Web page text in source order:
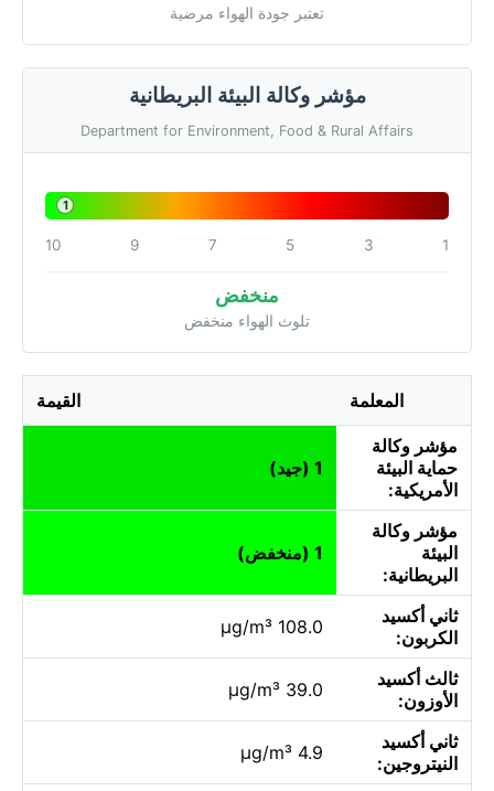
تعتبر جودة الهواء مرضية
مؤشر وكالة البيئة البريطانية
Department for Environment, Food & Rural Affairs
1
1
3
5
7
9
10
منخفض
تلوث الهواء منخفض
المعلمة القيمة
مؤشر وكالة
حماية البيئة
الأمريكية:
1 (جيد)
مؤشر وكالة
البيئة
البريطانية:
1 (منخفض)
ثاني أكسيد
الكربون:
108.0 µg/m³
ثالث أكسيد
الأوزون:
39.0 µg/m³
ثاني أكسيد
النيتروجين:
4.9 µg/m³